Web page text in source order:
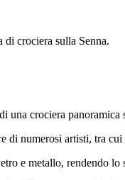
di crociera sulla Senna.
crociera panoramica
di numerosi artisti, tra
e metallo, rendendo lo